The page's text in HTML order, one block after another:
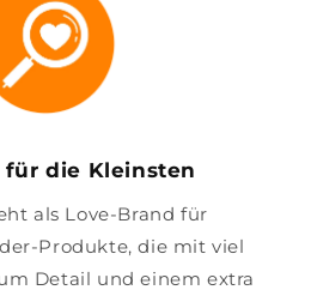
für die Kleinsten
als Love-Brand für
Produkte, die mit viel
Detail und einem extra